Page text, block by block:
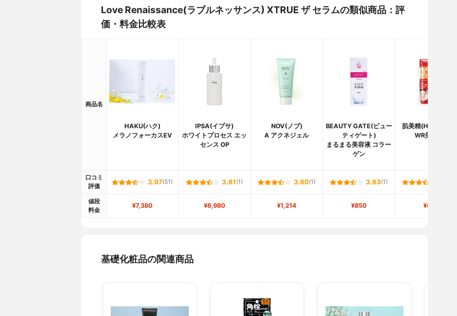
Love Renaissance(ラブルネッサンス) XTRUE ザ セラムの類似商品：評
価・料金比較表
商品名
HAKU(ハク)
メラノフォーカスEV
IPSA(イプサ)
ホワイトプロセス エッ
センス OP
NOV(ノブ)
A アクネジェル
BEAUTY GATE(ビュー
ティゲート)
まるまる美容液 コラー
ゲン
肌美精(HADABISEI)
WR美容液B
口コミ
評価
3.97(51) 3.81 (1) 3.80(1) 3.83(1)
値段
料金
¥7,380 ¥6,980 ¥1,214 ¥850 ¥660
基礎化粧品の関連商品